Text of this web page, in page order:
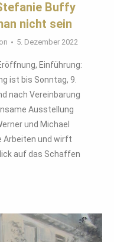
Buffy
nicht sein
5. Dezember 2022
Einführung:
ist bis Sonntag, 9.
nach Vereinbarung
Ausstellung
und Michael
Arbeiten und wirft
auf das Schaffen